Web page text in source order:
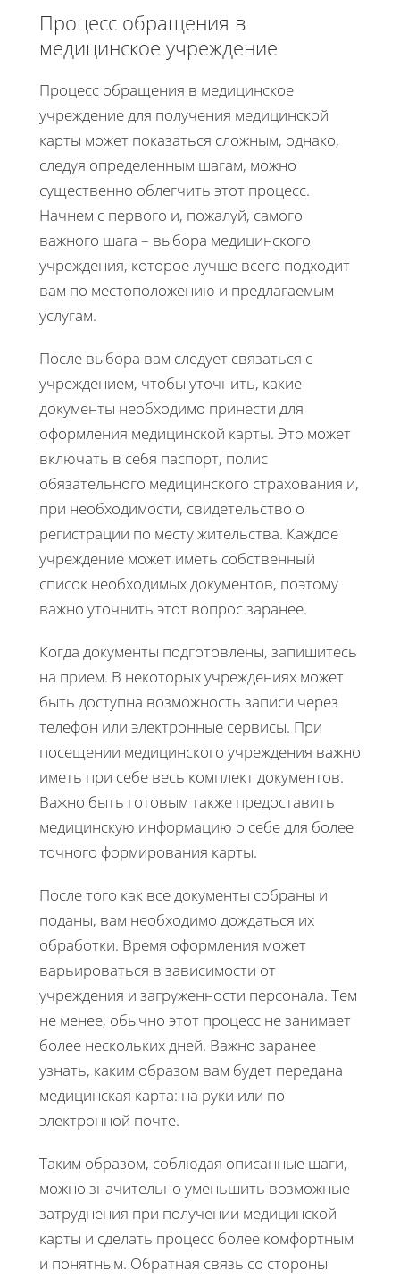
Процесс обращения в
медицинское учреждение
Процесс обращения в медицинское
учреждение для получения медицинской
карты может показаться сложным, однако,
следуя определенным шагам, можно
существенно облегчить этот процесс.
Начнем с первого и, пожалуй, самого
важного шага – выбора медицинского
учреждения, которое лучше всего подходит
вам по местоположению и предлагаемым
услугам.
После выбора вам следует связаться с
учреждением, чтобы уточнить, какие
документы необходимо принести для
оформления медицинской карты. Это может
включать в себя паспорт, полис
обязательного медицинского страхования и,
при необходимости, свидетельство о
регистрации по месту жительства. Каждое
учреждение может иметь собственный
список необходимых документов, поэтому
важно уточнить этот вопрос заранее.
Когда документы подготовлены, запишитесь
на прием. В некоторых учреждениях может
быть доступна возможность записи через
телефон или электронные сервисы. При
посещении медицинского учреждения важно
иметь при себе весь комплект документов.
Важно быть готовым также предоставить
медицинскую информацию о себе для более
точного формирования карты.
После того как все документы собраны и
поданы, вам необходимо дождаться их
обработки. Время оформления может
варьироваться в зависимости от
учреждения и загруженности персонала. Тем
не менее, обычно этот процесс не занимает
более нескольких дней. Важно заранее
узнать, каким образом вам будет передана
медицинская карта: на руки или по
электронной почте.
Таким образом, соблюдая описанные шаги,
можно значительно уменьшить возможные
затруднения при получении медицинской
карты и сделать процесс более комфортным
и понятным. Обратная связь со стороны